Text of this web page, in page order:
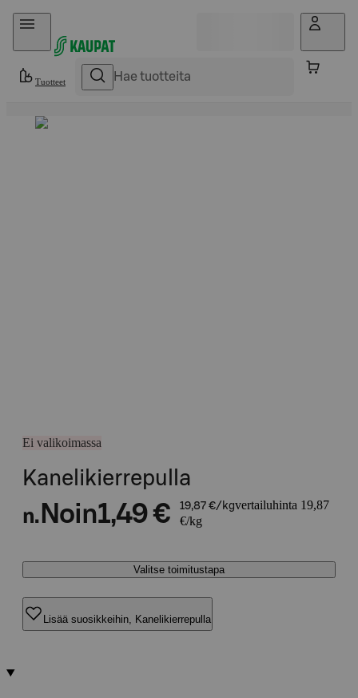
Hyppää sisältöön
Tuotteet
Ei valikoimassa
Kanelikierrepulla
n. Noin1,49 € 19,87 €/kgvertailuhinta 19,87
€/kg
Valitse toimitustapa
Lisää suosikkeihin, Kanelikierrepulla